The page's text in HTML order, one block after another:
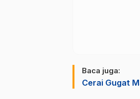
Baca juga:
Cerai Gugat